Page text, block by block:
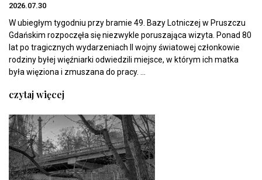
2026.07.30
W ubiegłym tygodniu przy bramie 49. Bazy Lotniczej w Pruszczu
Gdańskim rozpoczęła się niezwykle poruszająca wizyta. Ponad 80
lat po tragicznych wydarzeniach II wojny światowej członkowie
rodziny byłej więźniarki odwiedzili miejsce, w którym ich matka
była więziona i zmuszana do pracy. ...
czytaj więcej